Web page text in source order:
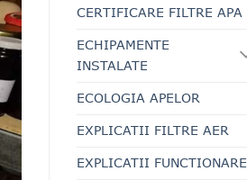
CERTIFICARE FILTRE APA
ECHIPAMENTE
INSTALATE
ECOLOGIA APELOR
EXPLICATII FILTRE AER
EXPLICATII FUNCTIONARE